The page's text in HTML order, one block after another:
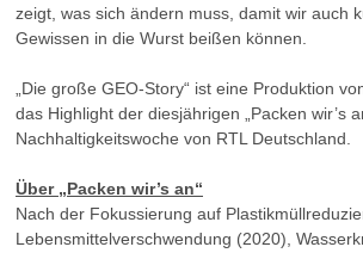
zeigt, was sich ändern muss, damit wir auch
Gewissen in die Wurst beißen können.
„Die große GEO-Story“ ist eine Produktion
das Highlight der diesjährigen „Packen wir’s
Nachhaltigkeitswoche von RTL Deutschland.
Über „Packen wir’s an“
Nach der Fokussierung auf
Lebensmittelverschwendung (2020),